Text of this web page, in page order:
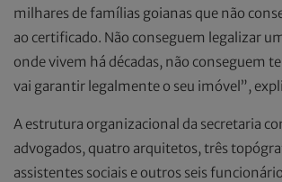
milhares de famílias goianas que não
ao certificado. Não conseguem legalizar
onde vivem há décadas, não conseguem
vai garantir legalmente o seu imóvel”,
A estrutura organizacional da secretaria
advogados, quatro arquitetos, três
assistentes sociais e outros seis